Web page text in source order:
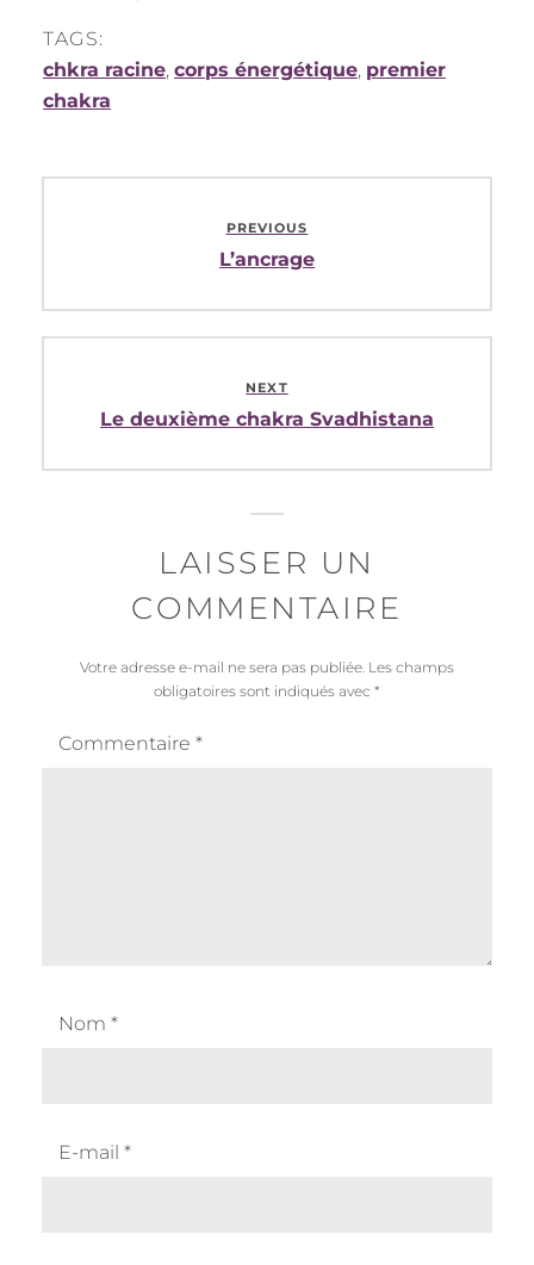
TAGS:
chkra racine, corps énergétique, premier
chakra
l’article
PREVIOUS
Previous
L’ancrage
NEXT
Next
Le deuxième chakra Svadhistana
LAISSER UN
COMMENTAIRE
Votre adresse e-mail ne sera pas publiée. Les champs
obligatoires sont indiqués avec *
Commentaire *
Nom *
E-mail *